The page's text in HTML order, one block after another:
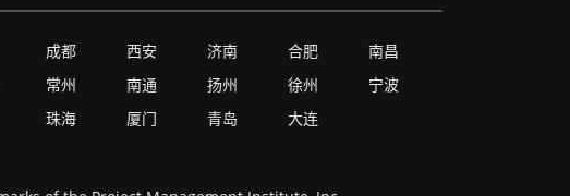
成都 西安 济南 合肥
南昌
常州 南通 扬州 徐州
宁波
珠海 厦门 青岛 大连